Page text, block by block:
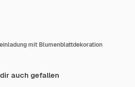
mit Blumenblattdekoration
auch gefallen